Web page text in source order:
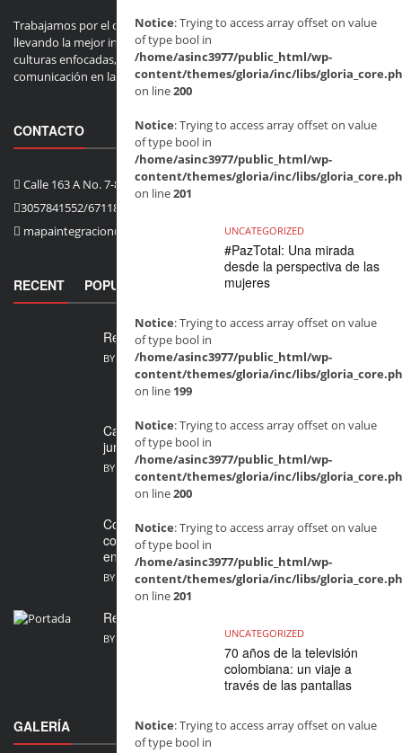
Notice: Trying to access array offset on value
of type bool in
/home/asinc3977/public_html/wp-
content/themes/gloria/inc/libs/
on line200
Notice: Trying to access array offset on value
of type bool in
/home/asinc3977/public_html/wp-
content/themes/gloria/inc/libs/
on line201
UNCATEGORIZED
#PazTotal: Una mirada
desde la perspectiva de las
mujeres
Notice: Trying to access array offset on value
of type bool in
/home/asinc3977/public_html/wp-
content/themes/gloria/inc/libs/
on line 199
Notice: Trying to access array offset on value
of type bool in
/home/asinc3977/public_html/wp-
content/themes/gloria/inc/libs/
on line200
Notice: Trying to access array offset on value
of type bool in
/home/asinc3977/public_html/wp-
content/themes/gloria/inc/libs/
on line201
UNCATEGORIZED
70 años de la televisión
colombiana: un viaje a
través de las pantallas
Notice: Trying to access array offset on value
of type bool in
Trabajamos por el desarrollo y bienestar de la comunidad, siempre
llevando la mejor información y desarrollando las mejores actividades
culturas enfocadas, tenemos más de 15 años de experiencia en
comunicación en la localidad de Usaquén.
CONTACTO
Calle 163 A No. 7-85
3057841552/6711835
mapaintegracion@gmail.com
RECENT POPULAR COMMENTS
Revista 1+ Uno Mujer, Edición 71 | Julio 2026
BY MARIA FERNANDA SARMIENTO JULIO 28, 2026
Cada Paso Cuenta: un festival para caminar
juntas por los derechos de las mujeres en ...
BY MARIA FERNANDA SARMIENTO JULIO 24, 2026
Convocatoria abierta para artistas víctimas del
conflicto: FESTIARTE 2026 abre sus inscripciones
en Bogotá
BY MARIA FERNANDA SARMIENTO JULIO 16, 2026
Revista 1+ Uno Mujer, junio 2026, edición 70
BY MARIA FERNANDA SARMIENTO
GALERÍA